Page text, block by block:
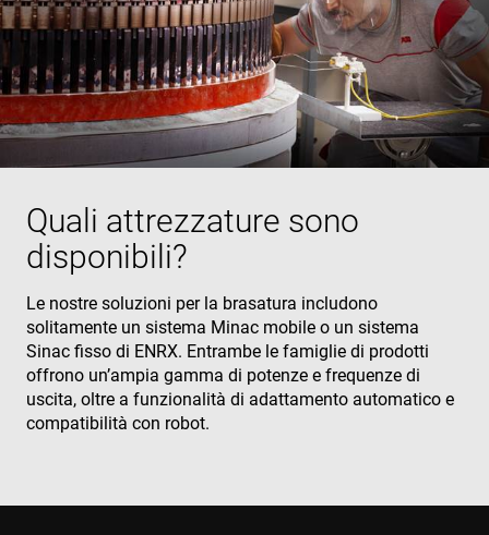
Quali attrezzature sono
disponibili?
Le nostre soluzioni per la brasatura includono
solitamente un sistema Minac mobile o un sistema
Sinac fisso di ENRX. Entrambe le famiglie di prodotti
offrono un’ampia gamma di potenze e frequenze di
uscita, oltre a funzionalità di adattamento automatico e
compatibilità con robot.